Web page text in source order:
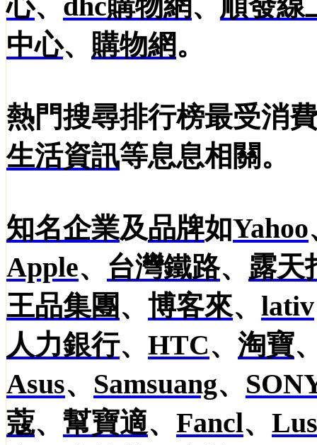
中心、 購物網 。
熱門搜尋排行榜最受消
生活資訊等息息相關。
知名企業及品牌如Yahoo
Apple、 台灣鐵路、 露天
王品集團 、 博客來、 lativ
人力銀行、 HTC、 淘寶
Asus、 Samsuang、
蔻、 幫寶適、 Fancl、